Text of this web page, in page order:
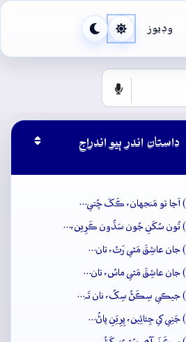
وڊيوز
داستان اندر ٻيو اندراج
) اَڃا تو مَنجهان، ڪَکَ ڇُتي…
) تُون سُکَنِ جُون سَڌُون ڪَرِين،…
) جان عاشِقَ مَٿي رَتُ، تان…
) جان عاشِقَ مَٿي ماسُ، تان…
) جيڪي سِڪَڻُ سِکُ، نان تَہ…
) جَنِي کي جِئائِين، پِرِيَنِ پاڻُ…